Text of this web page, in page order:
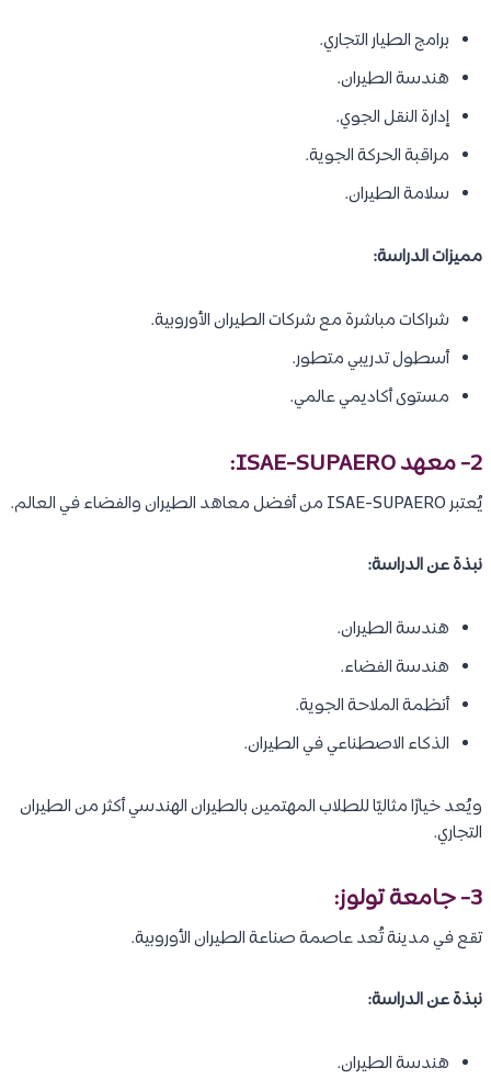
برامج الطيار التجاري.
هندسة الطيران.
إدارة النقل الجوي.
مراقبة الحركة الجوية.
سلامة الطيران.
مميزات الدراسة:
شراكات مباشرة مع شركات الطيران الأوروبية.
أسطول تدريبي متطور.
مستوى أكاديمي عالمي.
2- معهد ISAE-SUPAERO:
يُعتبر ISAE-SUPAERO من أفضل معاهد الطيران والفضاء في العالم.
نبذة عن الدراسة:
هندسة الطيران.
هندسة الفضاء.
أنظمة الملاحة الجوية.
الذكاء الاصطناعي في الطيران.
ويُعد خيارًا مثاليًا للطلاب المهتمين بالطيران الهندسي أكثر من الطيران
التجاري.
3- جامعة تولوز:
تقع في مدينة تُعد عاصمة صناعة الطيران الأوروبية.
نبذة عن الدراسة:
هندسة الطيران.